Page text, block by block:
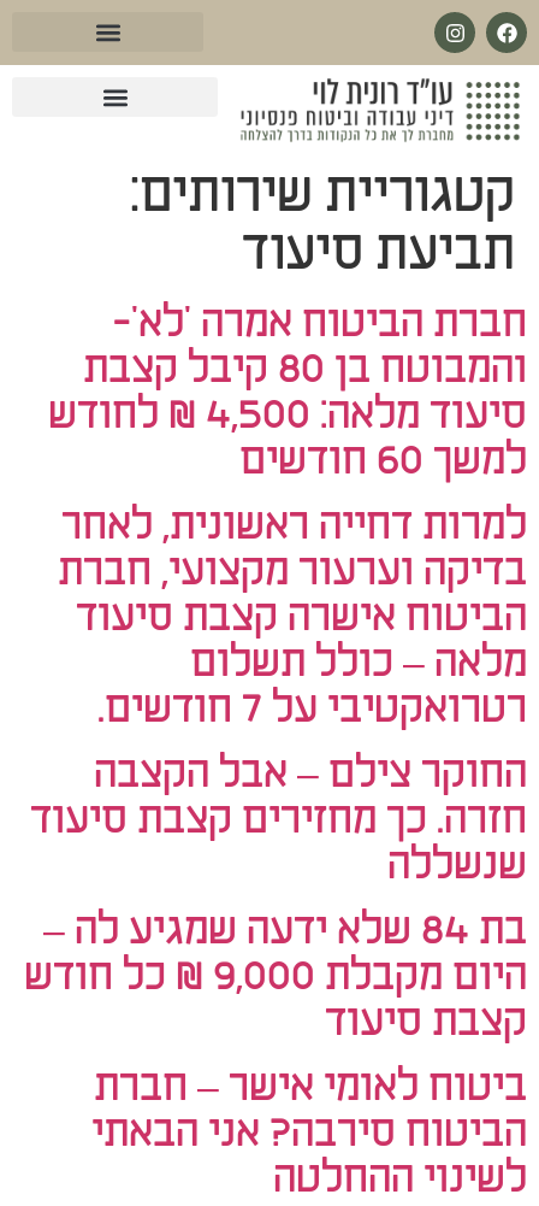
לתוכן
קטגוריית שירותים:
תביעת סיעוד
חברת הביטוח אמרה 'לא'-
והמבוטח בן 80 קיבל קצבת
סיעוד מלאה: 4,500 ₪ לחודש
למשך 60 חודשים
למרות דחייה ראשונית, לאחר
בדיקה וערעור מקצועי, חברת
הביטוח אישרה קצבת סיעוד
מלאה – כולל תשלום
רטרואקטיבי על 7 חודשים.
החוקר צילם – אבל הקצבה
חזרה. כך מחזירים קצבת סיעוד
שנשללה
בת 84 שלא ידעה שמגיע לה –
היום מקבלת 9,000 ₪ כל חודש
קצבת סיעוד
ביטוח לאומי אישר – חברת
הביטוח סירבה? אני הבאתי
לשינוי ההחלטה